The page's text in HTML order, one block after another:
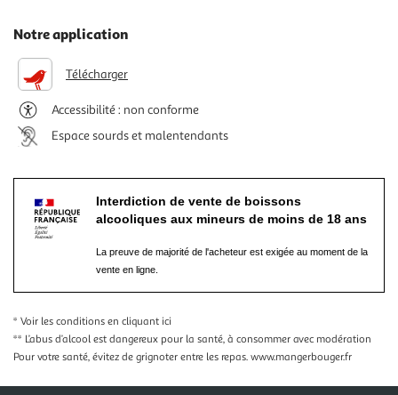
Notre application
Télécharger
Accessibilité : non conforme
Espace sourds et malentendants
Interdiction de vente de boissons
alcooliques aux mineurs de moins de 18 ans
La preuve de majorité de l'acheteur est exigée au moment de la
vente en ligne.
* Voir les conditions en cliquant ici
** L’abus d’alcool est dangereux pour la santé, à consommer avec modération
Pour votre santé, évitez de grignoter entre les repas. www.mangerbouger.fr